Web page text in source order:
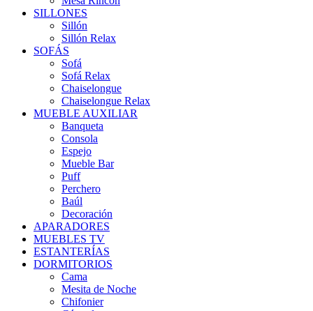
SILLONES
Sillón
Sillón Relax
SOFÁS
Sofá
Sofá Relax
Chaiselongue
Chaiselongue Relax
MUEBLE AUXILIAR
Banqueta
Consola
Espejo
Mueble Bar
Puff
Perchero
Baúl
Decoración
APARADORES
MUEBLES TV
ESTANTERÍAS
DORMITORIOS
Cama
Mesita de Noche
Chifonier